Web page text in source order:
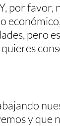
por favor,
pero
y que